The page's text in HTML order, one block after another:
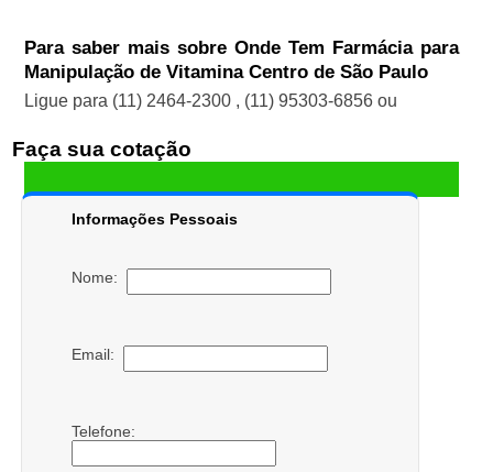
Para saber mais sobre Onde Tem Farmácia para
Manipulação de Vitamina Centro de São Paulo
Ligue para (11) 2464-2300 , (11) 95303-6856 ou
Faça sua cotação
Informações Pessoais
Nome:
Email:
Telefone: